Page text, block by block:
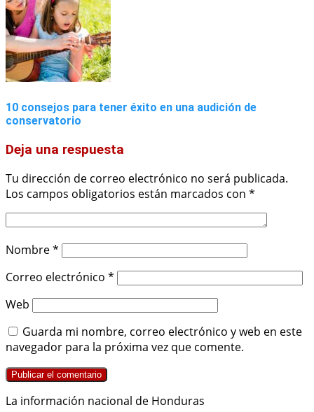
10 consejos para tener éxito en una audición de
conservatorio
Deja una respuesta
Tu dirección de correo electrónico no será publicada.
Los campos obligatorios están marcados con *
Nombre*
Correo electrónico *
Web
Guarda mi nombre, correo electrónico y web en este
navegador para la próxima vez que comente.
La información nacional de Honduras